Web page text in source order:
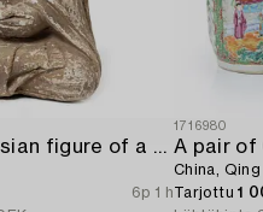
A Southeast Asian figure of a Buddha,
6p 1 h
1716980
China,
Tarjottu1